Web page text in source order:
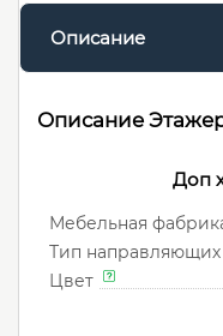
Описание
Описание
Доп
Мебельная
Тип направляющих
Цвет